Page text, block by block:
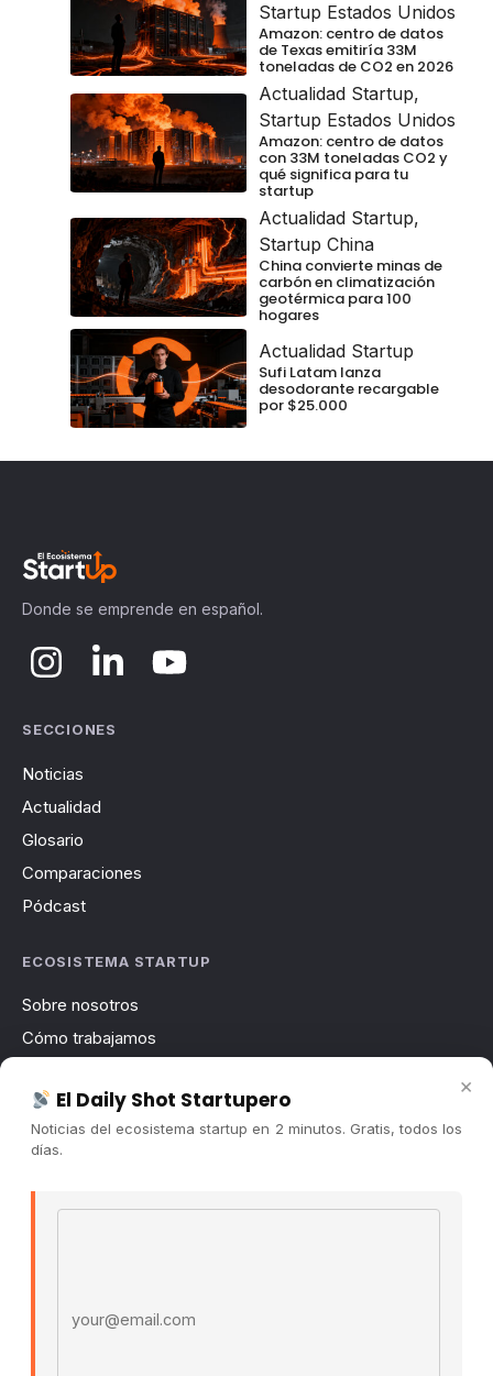
Startup Estados Unidos
Amazon: centro de datos
de Texas emitiría 33M
toneladas de CO2 en 2026
Actualidad Startup,
Startup Estados Unidos
Amazon: centro de datos
con 33M toneladas CO2 y
qué significa para tu
startup
Actualidad Startup,
Startup China
China convierte minas de
carbón en climatización
geotérmica para 100
hogares
Actualidad Startup
Sufi Latam lanza
desodorante recargable
por $25.000
Donde se emprende en español.
SECCIONES
Noticias
Actualidad
Glosario
Comparaciones
Pódcast
ECOSISTEMA STARTUP
Sobre nosotros
Cómo trabajamos
Contacto
Publicidad
Es La Hora de Aprender ↗
×
El Daily Shot Startupero
Noticias del ecosistema startup en 2 minutos. Gratis, todos los
días.